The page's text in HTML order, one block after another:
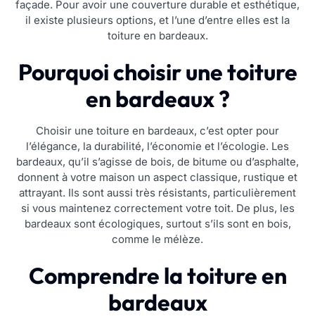
façade. Pour avoir une couverture durable et esthétique,
il existe plusieurs options, et l’une d’entre elles est la
toiture en bardeaux.
Pourquoi choisir une toiture
en bardeaux ?
Choisir une toiture en bardeaux, c’est opter pour
l’élégance, la durabilité, l’économie et l’écologie. Les
bardeaux, qu’il s’agisse de bois, de bitume ou d’asphalte,
donnent à votre maison un aspect classique, rustique et
attrayant. Ils sont aussi très résistants, particulièrement
si vous maintenez correctement votre toit. De plus, les
bardeaux sont écologiques, surtout s’ils sont en bois,
comme le mélèze.
Comprendre la toiture en
bardeaux